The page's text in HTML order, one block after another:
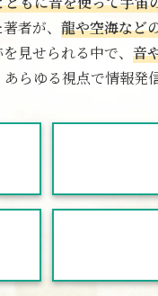
者が、 龍や空海など
見せられる中で、 音
あらゆる視点で情報発